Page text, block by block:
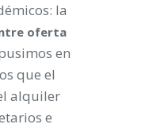
la
oferta
en
que el
alquiler
e